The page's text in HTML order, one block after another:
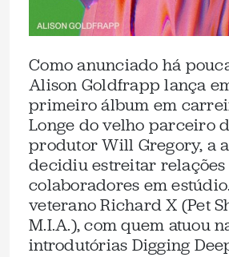
Como anunciado há
Alison Goldfrapp lança
primeiro álbum em
Longe do velho parceiro
produtor Will Gregory, a
decidiu estreitar relações
colaboradores em
veterano Richard X (Pet
M.I.A.), com quem atuou
introdutórias Digging